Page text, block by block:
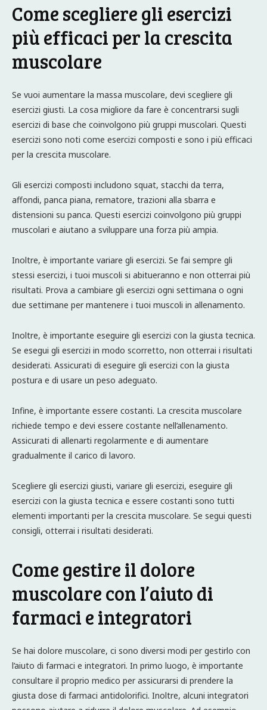
Come scegliere gli esercizi
più efficaci per la crescita
muscolare
Se vuoi aumentare la massa muscolare, devi scegliere gli
esercizi giusti. La cosa migliore da fare è concentrarsi sugli
esercizi di base che coinvolgono più gruppi muscolari. Questi
esercizi sono noti come esercizi composti e sono i più efficaci
per la crescita muscolare.
Gli esercizi composti includono squat, stacchi da terra,
affondi, panca piana, rematore, trazioni alla sbarra e
distensioni su panca. Questi esercizi coinvolgono più gruppi
muscolari e aiutano a sviluppare una forza più ampia.
Inoltre, è importante variare gli esercizi. Se fai sempre gli
stessi esercizi, i tuoi muscoli si abitueranno e non otterrai più
risultati. Prova a cambiare gli esercizi ogni settimana o ogni
due settimane per mantenere i tuoi muscoli in allenamento.
Inoltre, è importante eseguire gli esercizi con la giusta tecnica.
Se esegui gli esercizi in modo scorretto, non otterrai i risultati
desiderati. Assicurati di eseguire gli esercizi con la giusta
postura e di usare un peso adeguato.
Infine, è importante essere costanti. La crescita muscolare
richiede tempo e devi essere costante nell’allenamento.
Assicurati di allenarti regolarmente e di aumentare
gradualmente il carico di lavoro.
Scegliere gli esercizi giusti, variare gli esercizi, eseguire gli
esercizi con la giusta tecnica e essere costanti sono tutti
elementi importanti per la crescita muscolare. Se segui questi
consigli, otterrai i risultati desiderati.
Come gestire il dolore
muscolare con l’aiuto di
farmaci e integratori
Se hai dolore muscolare, ci sono diversi modi per gestirlo con
l’aiuto di farmaci e integratori. In primo luogo, è importante
consultare il proprio medico per assicurarsi di prendere la
giusta dose di farmaci antidolorifici. Inoltre, alcuni integratori